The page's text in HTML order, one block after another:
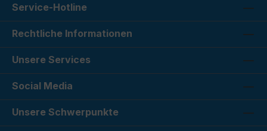
Service-Hotline
Rechtliche Informationen
Unsere Services
Social Media
Unsere Schwerpunkte